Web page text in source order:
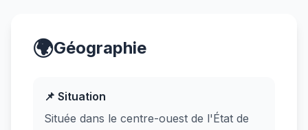
🌍Géographie
📌 Situation
Située dans le centre-ouest de l'État de